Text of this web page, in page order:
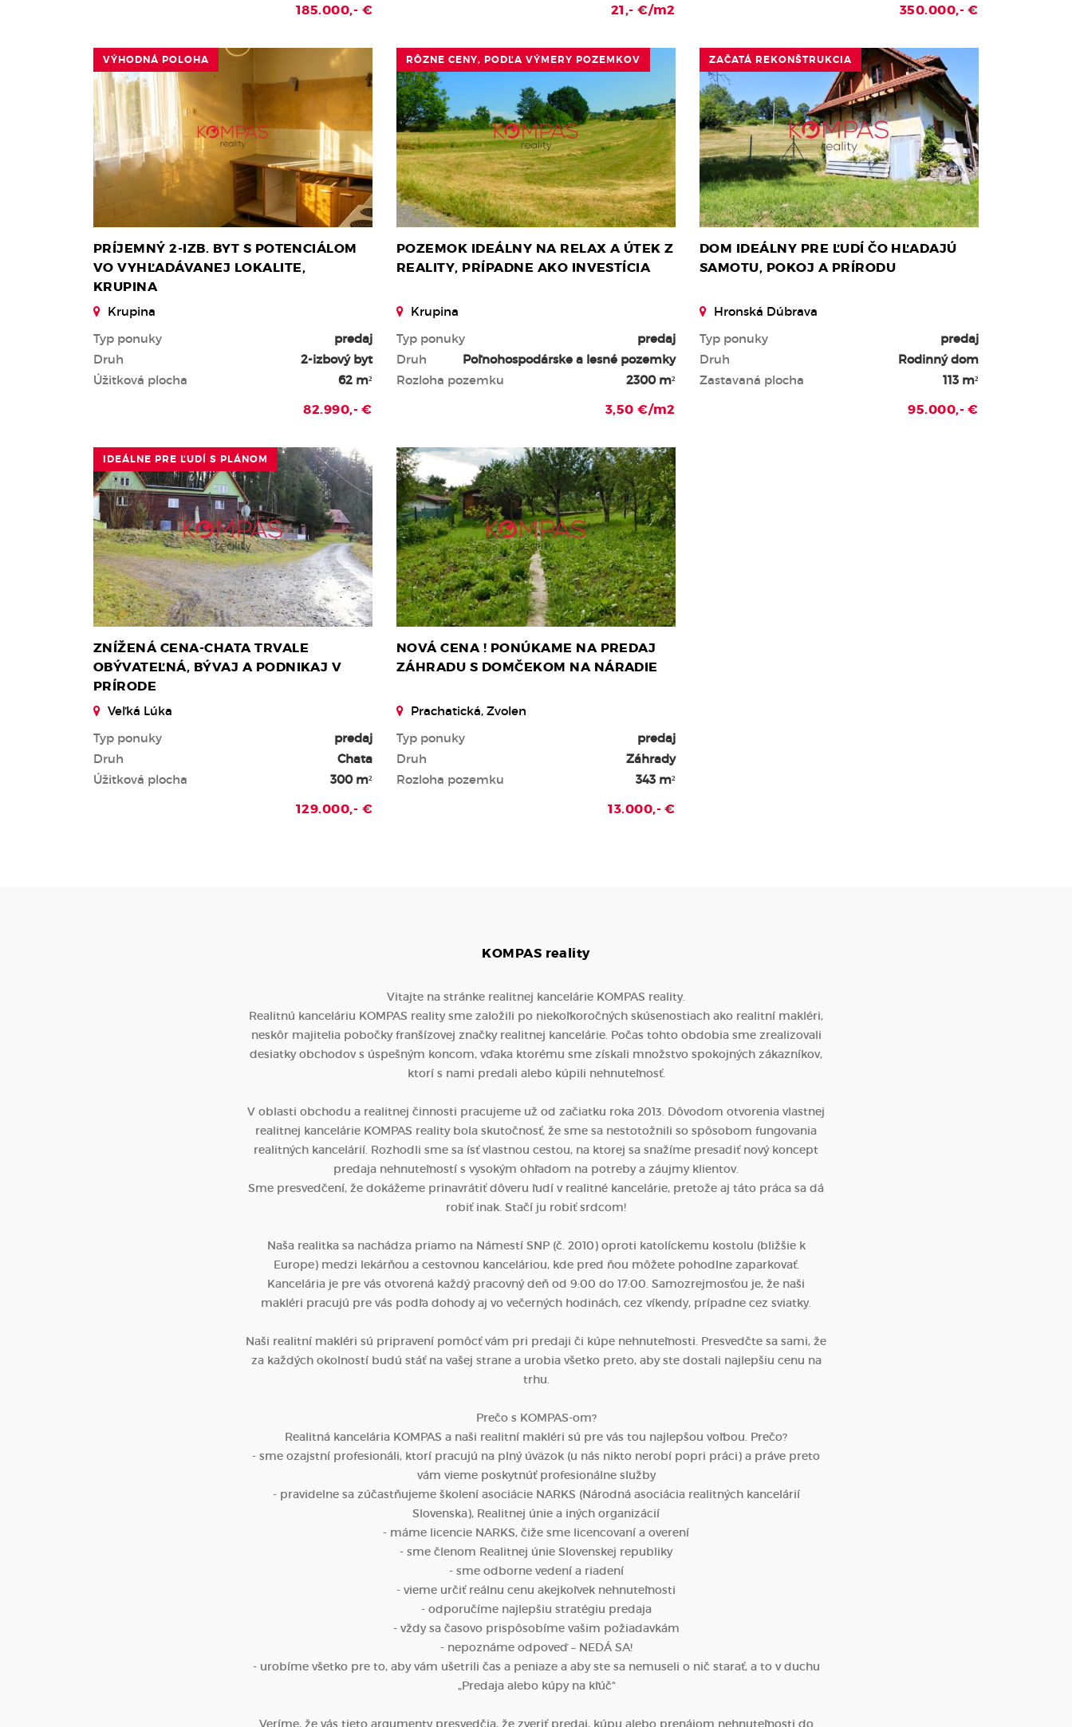
185.000,- € 21,- €/m2 350.000,- €
VÝHODNÁ POLOHA
PRÍJEMNÝ 2-IZB. BYT S POTENCIÁLOM
VO VYHĽADÁVANEJ LOKALITE,
KRUPINA
Krupina
Typ ponuky
predaj
Druh
2-izbový byt
Úžitková plocha
62 m²
82.990,- €
RÔZNE CENY, PODĽA VÝMERY POZEMKOV
POZEMOK IDEÁLNY NA RELAX A ÚTEK Z
REALITY, PRÍPADNE AKO INVESTÍCIA
Krupina
Typ ponuky
predaj
Druh
Poľnohospodárske a lesné pozemky
Rozloha pozemku
2300 m²
3,50 €/m2
ZAČATÁ REKONŠTRUKCIA
DOM IDEÁLNY PRE ĽUDÍ ČO HĽADAJÚ
SAMOTU, POKOJ A PRÍRODU
Hronská Dúbrava
Typ ponuky
predaj
Druh
Rodinný dom
Zastavaná plocha
113 m²
95.000,- €
IDEÁLNE PRE ĽUDÍ S PLÁNOM
ZNÍŽENÁ CENA-CHATA TRVALE
OBÝVATEĽNÁ, BÝVAJ A PODNIKAJ V
PRÍRODE
Veľká Lúka
Typ ponuky
predaj
Druh
Chata
Úžitková plocha
300 m²
129.000,- €
NOVÁ CENA ! PONÚKAME NA PREDAJ
ZÁHRADU S DOMČEKOM NA NÁRADIE
Prachatická, Zvolen
Typ ponuky
predaj
Druh
Záhrady
Rozloha pozemku
343 m²
13.000,- €
KOMPAS reality
Vitajte na stránke realitnej kancelárie KOMPAS reality.
Realitnú kanceláriu KOMPAS reality sme založili po niekoľkoročných skúsenostiach ako realitní makléri,
neskôr majitelia pobočky franšízovej značky realitnej kancelárie. Počas tohto obdobia sme zrealizovali
desiatky obchodov s úspešným koncom, vďaka ktorému sme získali množstvo spokojných zákazníkov,
ktorí s nami predali alebo kúpili nehnuteľnosť.
V oblasti obchodu a realitnej činnosti pracujeme už od začiatku roka 2013. Dôvodom otvorenia vlastnej
realitnej kancelárie KOMPAS reality bola skutočnosť, že sme sa nestotožnili so spôsobom fungovania
realitných kancelárií. Rozhodli sme sa ísť vlastnou cestou, na ktorej sa snažíme presadiť nový koncept
predaja nehnuteľností s vysokým ohľadom na potreby a záujmy klientov.
Sme presvedčení, že dokážeme prinavrátiť dôveru ľudí v realitné kancelárie, pretože aj táto práca sa dá
robiť inak. Stačí ju robiť srdcom!
Naša realitka sa nachádza priamo na Námestí SNP (č. 2010) oproti katolíckemu kostolu (bližšie k
Europe) medzi lekárňou a cestovnou kanceláriou, kde pred ňou môžete pohodlne zaparkovať.
Kancelária je pre vás otvorená každý pracovný deň od 9:00 do 17:00. Samozrejmosťou je, že naši
makléri pracujú pre vás podľa dohody aj vo večerných hodinách, cez víkendy, prípadne cez sviatky.
Naši realitní makléri sú pripravení pomôcť vám pri predaji či kúpe nehnuteľnosti. Presvedčte sa sami, že
za každých okolností budú stáť na vašej strane a urobia všetko preto, aby ste dostali najlepšiu cenu na
trhu.
Prečo s KOMPAS-om?
Realitná kancelária KOMPAS a naši realitní makléri sú pre vás tou najlepšou voľbou. Prečo?
- sme ozajstní profesionáli, ktorí pracujú na plný úväzok (u nás nikto nerobí popri práci) a práve preto
vám vieme poskytnúť profesionálne služby
- pravidelne sa zúčastňujeme školení asociácie NARKS (Národná asociácia realitných kancelárií
Slovenska), Realitnej únie a iných organizácií
- máme licencie NARKS, čiže sme licencovaní a overení
- sme členom Realitnej únie Slovenskej republiky
- sme odborne vedení a riadení
- vieme určiť reálnu cenu akejkoľvek nehnuteľnosti
- odporučíme najlepšiu stratégiu predaja
- vždy sa časovo prispôsobíme vašim požiadavkám
- nepoznáme odpoveď – NEDÁ SA!
- urobíme všetko pre to, aby vám ušetrili čas a peniaze a aby ste sa nemuseli o nič starať, a to v duchu
„Predaja alebo kúpy na kľúč“
Veríme, že vás tieto argumenty presvedčia, že zveriť predaj, kúpu alebo prenájom nehnuteľnosti do